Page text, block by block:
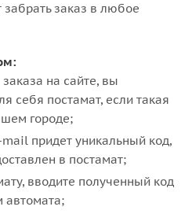
заказ в любое
на сайте, вы
себя постамат, если такая
городе;
придет уникальный код,
в постамат;
вводите полученный код
автомата;